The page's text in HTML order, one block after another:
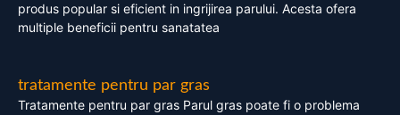
produs popular si eficient in ingrijirea parului. Acesta ofera
multiple beneficii pentru sanatatea
tratamente pentru par gras
Tratamente pentru par gras Parul gras poate fi o problema